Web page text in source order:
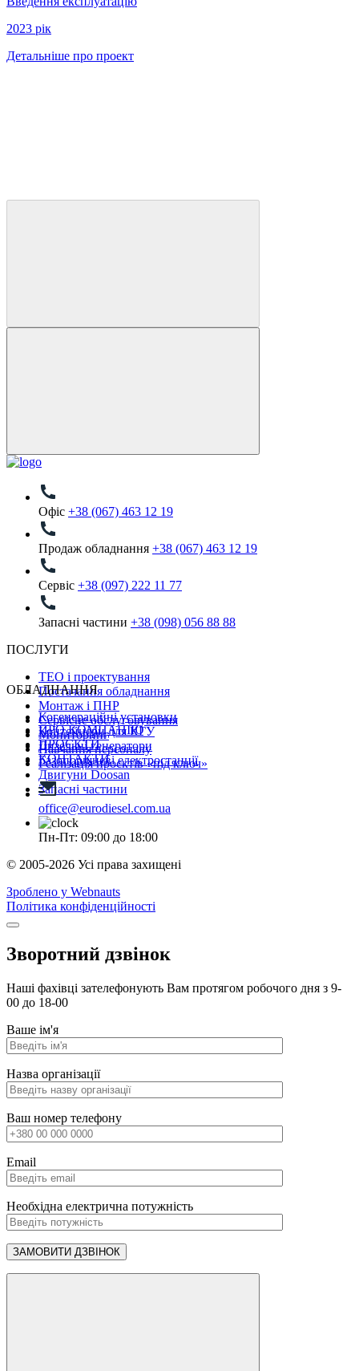
2023 рiк
Детальніше про проект
Офіс +38 (067) 463 12 19
Продаж обладнання +38 (067) 463 12 19
Сервіс +38 (097) 222 11 77
Запасні частини +38 (098) 056 88 88
ПОСЛУГИ
ТЕО і проектування
Постачання обладнання
Монтаж і ПНР
Сервісне обслуговування
Мониторинг
Навчання персоналу
Реалізація проєктів «під ключ»
ОБЛАДНАННЯ
Когенераційні установки
Контейнери для КГУ
Дизельні генератори
Газопоршневі електростанції
Двигуни Doosan
Запасні частини
ПРО КОМПАНІЮ
ПРОЄКТИ
КОНТАКТИ
office@eurodiesel.com.ua
Пн-Пт: 09:00 до 18:00
© 2005-2026 Усі права захищені
Зроблено у Webnauts
Політика конфіденційності
Зворотний дзвінок
Наші фахівці зателефонують Вам протягом робочого дня з 9-
00 до 18-00
Ваше ім'я
Назва організації
Ваш номер телефону
Email
Необхідна електрична потужність